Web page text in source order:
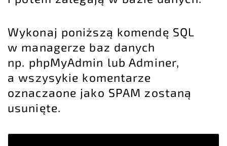
Wykonaj poniższą komendę SQL
w managerze baz danych
np. phpMyAdmin lub Adminer,
a wszysykie komentarze
oznaczaone jako SPAM zostaną
usunięte.